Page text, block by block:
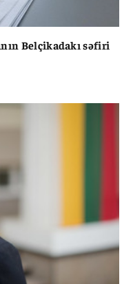
Belçikadakı səfiri